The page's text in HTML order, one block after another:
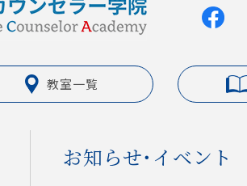
教室一覧
お知らせ・イベント